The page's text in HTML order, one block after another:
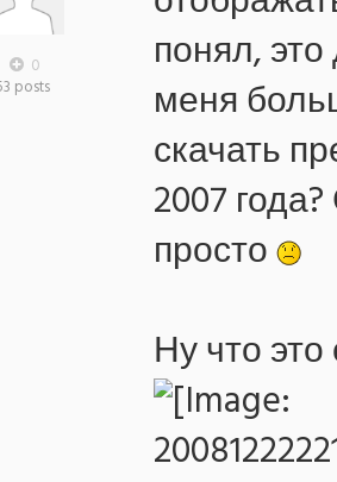
0
posts
понял,
меня
скачать
2007
просто
Ну что